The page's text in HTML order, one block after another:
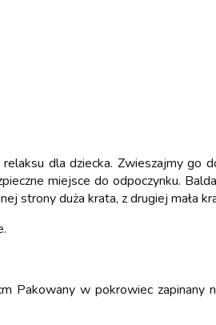
dla dziecka. Zwieszajmy go
miejsce do odpoczynku.
strony duża krata, z drugiej mała
Pakowany w pokrowiec zapinany